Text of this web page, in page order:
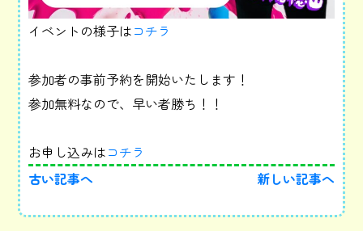
イベントの様子はコチラ
参加者の事前予約を開始いたします！
参加無料なので、早い者勝ち！！
お申し込みはコチラ
古い記事へ
新しい記事へ